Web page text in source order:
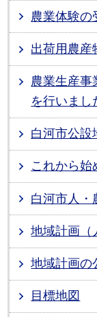
農業体験の
出荷用農産
農業生産事
を行いまし
白河市公設
これから始
白河市人・
地域計画（
地域計画の
目標地図